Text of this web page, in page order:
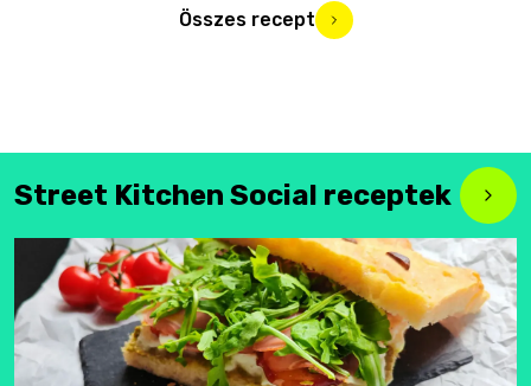
Összes recept
Street Kitchen Social receptek